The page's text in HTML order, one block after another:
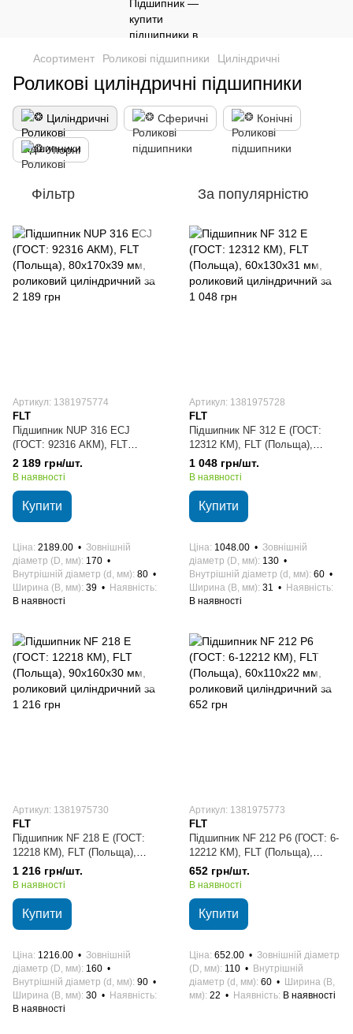
Асортимент Роликові підшипники Циліндричні
Роликові циліндричні підшипники
Циліндричні Сферичні Конічні
Упорні
Фільтр За популярністю
Артикул: 1381975774
FLT
Підшипник NUP 316 ECJ
(ГОСТ: 92316 АКМ), FLT
(Польща), 80х170х39 мм,
роликовий циліндричний
2 189 грн/шт.
В наявності
Купити
Ціна 2189.00
Зовнішній
діаметр (D, мм) 170
Внутрішній діаметр (d, мм) 80
Ширина (B, мм) 39
Наявність
В наявності
Артикул: 1381975728
FLT
Підшипник NF 312 E (ГОСТ:
12312 КМ), FLT (Польща),
60х130х31 мм, роликовий
циліндричний
1 048 грн/шт.
В наявності
Купити
Ціна 1048.00
Зовнішній
діаметр (D, мм) 130
Внутрішній діаметр (d, мм) 60
Ширина (B, мм) 31
Наявність
В наявності
Артикул: 1381975730
FLT
Підшипник NF 218 E (ГОСТ:
12218 КМ), FLT (Польща),
90х160х30 мм, роликовий
циліндричний
1 216 грн/шт.
В наявності
Купити
Ціна 1216.00
Зовнішній
діаметр (D, мм) 160
Внутрішній діаметр (d, мм) 90
Ширина (B, мм) 30
Наявність
В наявності
Артикул: 1381975773
FLT
Підшипник NF 212 P6 (ГОСТ: 6-
12212 КМ), FLT (Польща),
60х110х22 мм, роликовий
циліндричний
652 грн/шт.
В наявності
Купити
Ціна 652.00
Зовнішній діаметр
(D, мм) 110
Внутрішній
діаметр (d, мм) 60
Ширина (B,
мм) 22 Наявність В наявності